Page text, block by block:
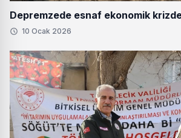
Depremzede esnaf ekonomik
10 Ocak 2026